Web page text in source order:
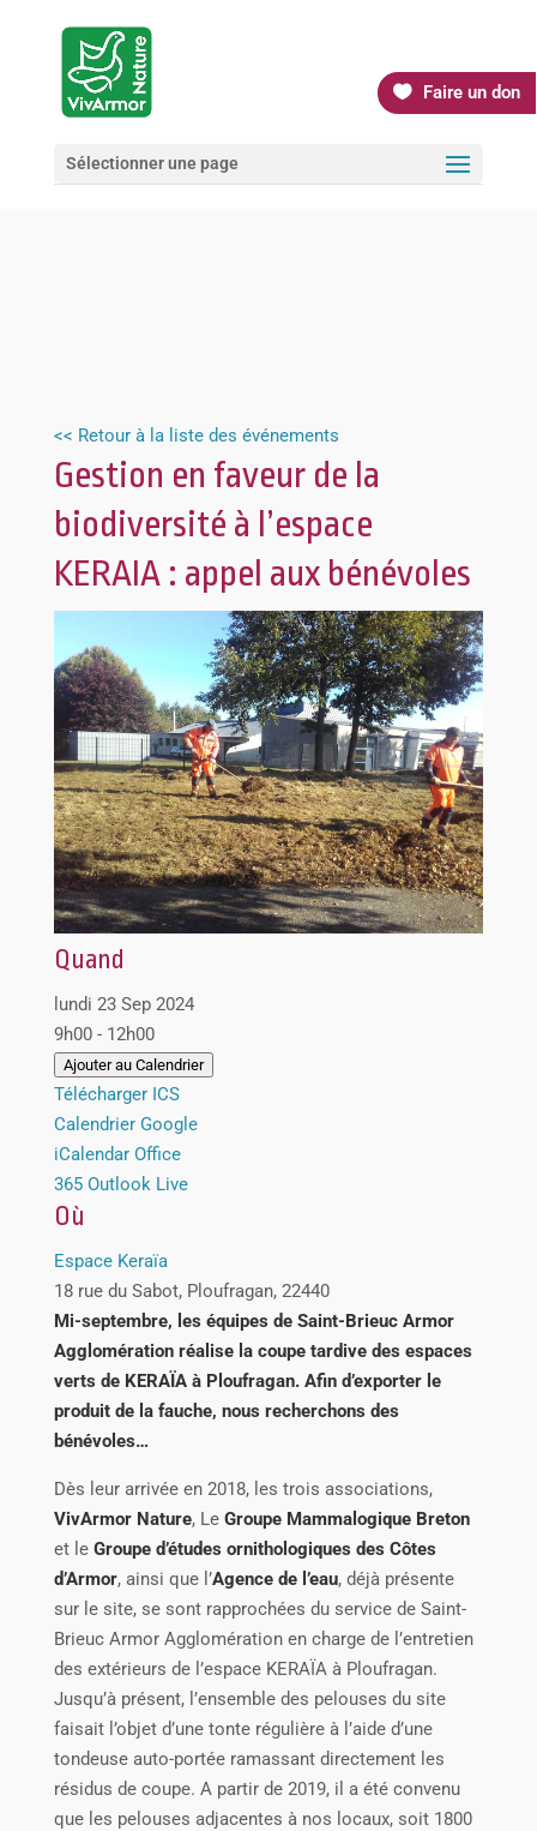
Faire un don
Sélectionner une page
<< Retour à la liste des événements
Gestion en faveur de la
biodiversité à l’espace
KERAIA : appel aux bénévoles
Quand
lundi 23 Sep 2024
9h00 - 12h00
Ajouter au Calendrier
Télécharger ICS
Calendrier Google
iCalendar Office
365 Outlook Live
Où
Espace Keraïa
18 rue du Sabot, Ploufragan, 22440
Mi-septembre, les équipes de Saint-Brieuc Armor
Agglomération réalise la coupe tardive des espaces
verts de KERAÏA à Ploufragan. Afin d’exporter le
produit de la fauche, nous recherchons des
bénévoles…
Dès leur arrivée en 2018, les trois associations,
VivArmor Nature, Le Groupe Mammalogique Breton
et le Groupe d’études ornithologiques des Côtes
d’Armor, ainsi que l’Agence de l’eau, déjà présente
sur le site, se sont rapprochées du service de Saint-
Brieuc Armor Agglomération en charge de l’entretien
des extérieurs de l’espace KERAÏA à Ploufragan.
Jusqu’à présent, l’ensemble des pelouses du site
faisait l’objet d’une tonte régulière à l’aide d’une
tondeuse auto-portée ramassant directement les
résidus de coupe. A partir de 2019, il a été convenu
que les pelouses adjacentes à nos locaux, soit 1800